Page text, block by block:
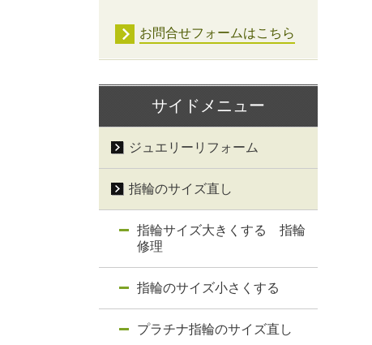
お問合せフォームはこちら
サイドメニュー
ジュエリーリフォーム
指輪のサイズ直し
指輪サイズ大きくする 指輪
修理
指輪のサイズ小さくする
プラチナ指輪のサイズ直し